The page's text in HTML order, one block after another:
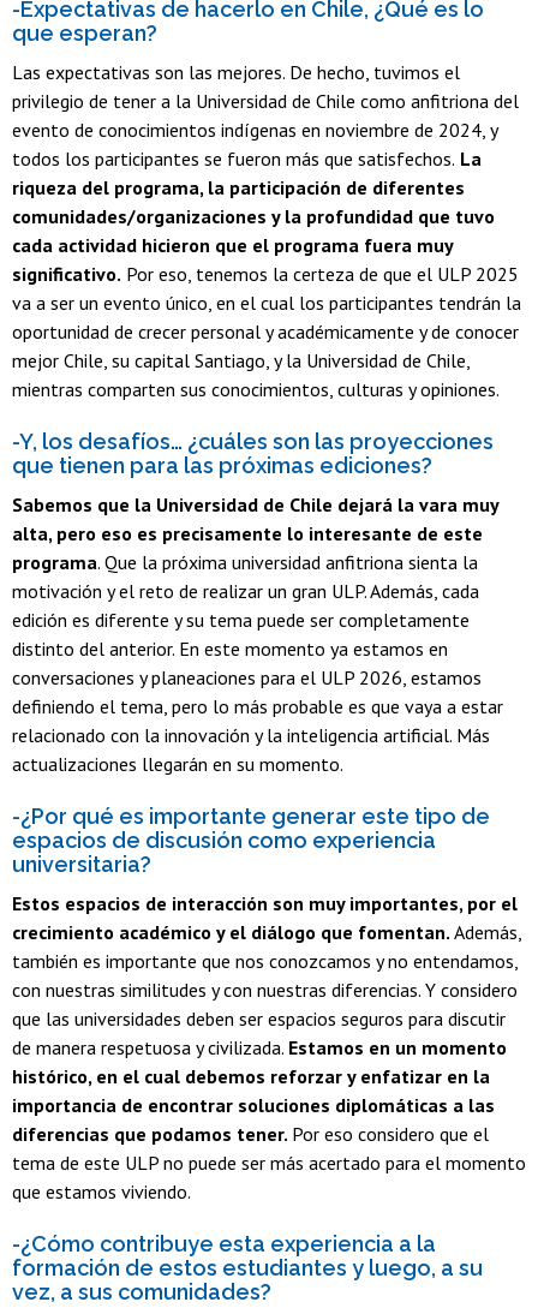
-Expectativas de hacerlo en Chile, ¿Qué es lo
que esperan?
Las expectativas son las mejores. De hecho, tuvimos el
privilegio de tener a la Universidad de Chile como anfitriona del
evento de conocimientos indígenas en noviembre de 2024, y
todos los participantes se fueron más que satisfechos. La
riqueza del programa, la participación de diferentes
comunidades/organizaciones y la profundidad que tuvo
cada actividad hicieron que el programa fuera muy
significativo. Por eso, tenemos la certeza de que el ULP 2025
va a ser un evento único, en el cual los participantes tendrán la
oportunidad de crecer personal y académicamente y de conocer
mejor Chile, su capital Santiago, y la Universidad de Chile,
mientras comparten sus conocimientos, culturas y opiniones.
-Y, los desafíos… ¿cuáles son las proyecciones
que tienen para las próximas ediciones?
Sabemos que la Universidad de Chile dejará la vara muy
alta, pero eso es precisamente lo interesante de este
programa. Que la próxima universidad anfitriona sienta la
motivación y el reto de realizar un gran ULP. Además, cada
edición es diferente y su tema puede ser completamente
distinto del anterior. En este momento ya estamos en
conversaciones y planeaciones para el ULP 2026, estamos
definiendo el tema, pero lo más probable es que vaya a estar
relacionado con la innovación y la inteligencia artificial. Más
actualizaciones llegarán en su momento.
-¿Por qué es importante generar este tipo de
espacios de discusión como experiencia
universitaria?
Estos espacios de interacción son muy importantes, por el
crecimiento académico y el diálogo que fomentan. Además,
también es importante que nos conozcamos y no entendamos,
con nuestras similitudes y con nuestras diferencias. Y considero
que las universidades deben ser espacios seguros para discutir
de manera respetuosa y civilizada. Estamos en un momento
histórico, en el cual debemos reforzar y enfatizar en la
importancia de encontrar soluciones diplomáticas a las
diferencias que podamos tener. Por eso considero que el
tema de este ULP no puede ser más acertado para el momento
que estamos viviendo.
-¿Cómo contribuye esta experiencia a la
formación de estos estudiantes y luego, a su
vez, a sus comunidades?